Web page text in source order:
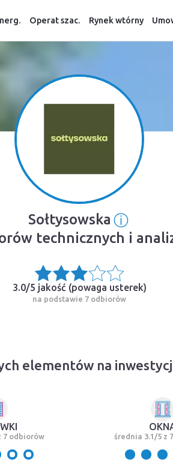
Operat szac. Rynek wtórny
Sołtysowska ⓘ
technicznych i
3.0/5 jakość (powaga usterek)
na podstawie 7 odbiorów
elementów na
7 odbiorów średnia 3.1/5 z